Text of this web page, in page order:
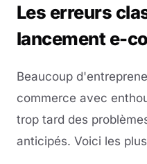
Les erreurs
lancement e-
Beaucoup
commerce avec
trop tard des
anticipés. Voici les